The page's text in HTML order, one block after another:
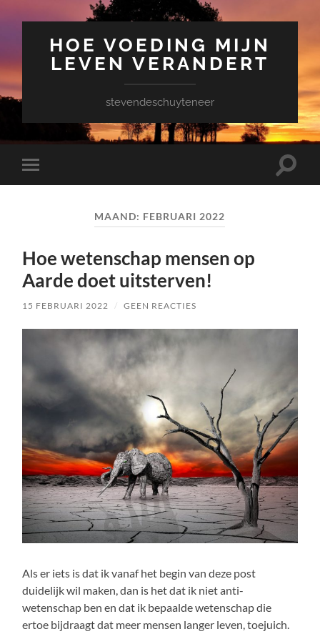
HOE VOEDING MIJN
LEVEN VERANDERT
stevendeschuyteneer
Toggle
mobiel
Toggle
MAAND: FEBRUARI 2022
Hoe wetenschap mensen op
Aarde doet uitsterven!
15 FEBRUARI 2022 / GEEN REACTIES
Als er iets is dat ik vanaf het begin van deze post
duidelijk wil maken, dan is het dat ik niet anti-
wetenschap ben en dat ik bepaalde wetenschap die
ertoe bijdraagt dat meer mensen langer leven, toejuich.